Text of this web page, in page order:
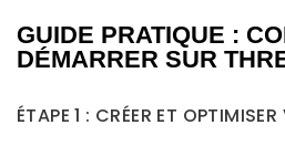
GUIDE PRATIQUE :
DÉMARRER SUR
ÉTAPE 1 : CRÉER ET